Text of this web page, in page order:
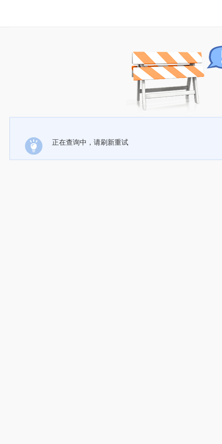
正在查询中，请刷新重试